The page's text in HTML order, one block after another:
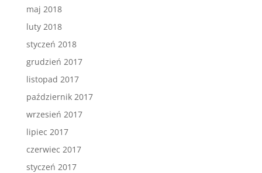
maj 2018
luty 2018
styczeń 2018
grudzień 2017
listopad 2017
październik 2017
wrzesień 2017
lipiec 2017
czerwiec 2017
styczeń 2017